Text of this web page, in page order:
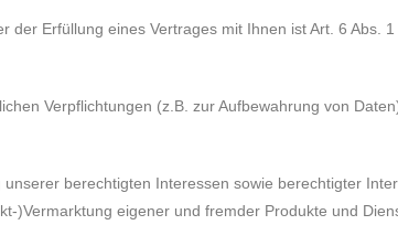
Erfüllung eines Vertrages mit Ihnen ist Art. 6 Abs.
Verpflichtungen (z.B. zur Aufbewahrung von
berechtigten Interessen sowie berechtigter
)Vermarktung eigener und fremder Produkte und